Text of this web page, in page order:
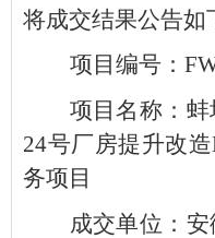
将成交结果公告如
项目编号：
项目名称：
24号厂房提升改
务项目
成交单位：